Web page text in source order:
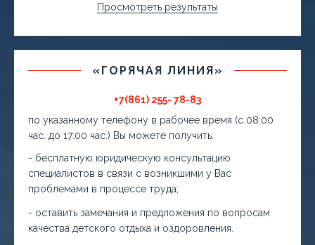
Просмотреть результаты
«ГОРЯЧАЯ ЛИНИЯ»
+7(861) 255- 78-83
по указанному телефону в рабочее время (с 08:00
час. до 17:00 час.) Вы можете получить:
- бесплатную юридическую консультацию
специалистов в связи с возникшими у Вас
проблемами в процессе труда;
- оставить замечания и предложения по вопросам
качества детского отдыха и оздоровления.